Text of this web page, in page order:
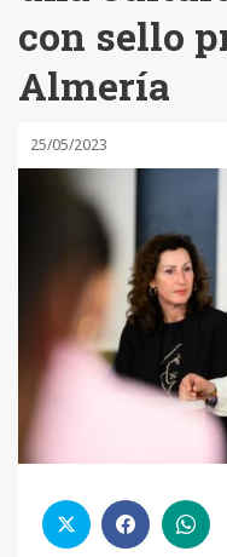
con sello
Almería
25/05/2023